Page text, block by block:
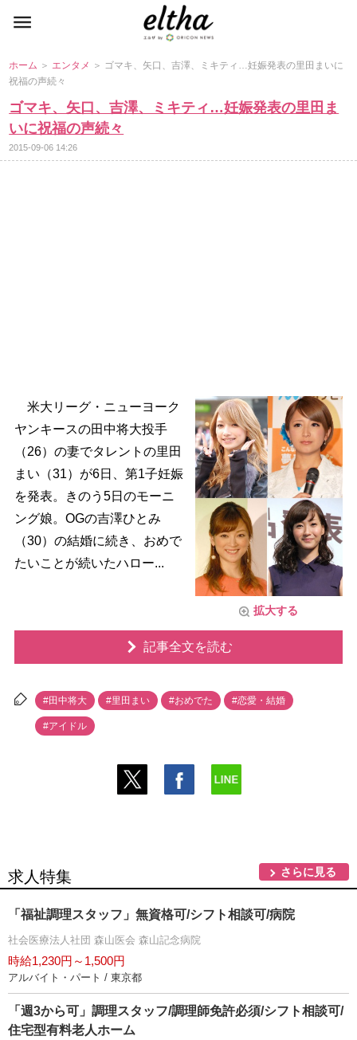
ホーム ＞ エンタメ ＞ ゴマキ、矢口、吉澤、ミキティ…妊娠発表の里田まいに
祝福の声続々
ゴマキ、矢口、吉澤、ミキティ…妊娠発表の里田ま
いに祝福の声続々
2015-09-06 14:26
拡大する
米大リーグ・ニューヨーク
ヤンキースの田中将大投手
（26）の妻でタレントの里田
まい（31）が6日、第1子妊娠
を発表。きのう5日のモーニ
ング娘。OGの吉澤ひとみ
（30）の結婚に続き、おめで
たいことが続いたハロー...
記事全文を読む
#田中将大 #里田まい #おめでた #恋愛・結婚
#アイドル
求人特集 さらに見る
「福祉調理スタッフ」無資格可/シフト相談可/病院
社会医療法人社団 森山医会 森山記念病院
時給1,230円～1,500円
アルバイト・パート / 東京都
「週3から可」調理スタッフ/調理師免許必須/シフト相談可/
住宅型有料老人ホーム